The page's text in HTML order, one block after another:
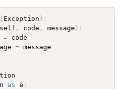
( Exception ) :
self , code , message ) :
= code
= message
as e :